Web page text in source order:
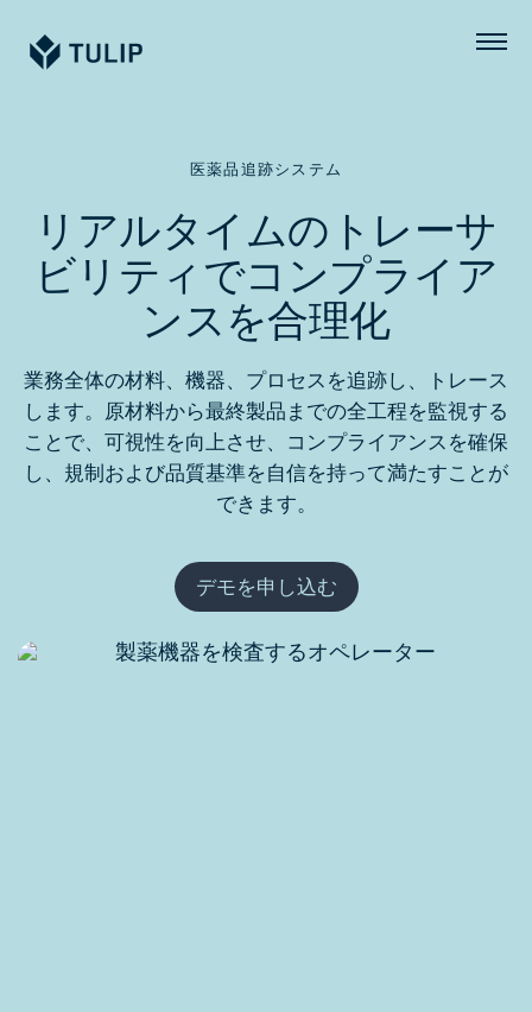
Tulip
メ
医薬品追跡システム
リアルタイムのトレーサ
ビリティでコンプライア
ンスを合理化
業務全体の材料、機器、プロセスを追跡し、トレース
します。原材料から最終製品までの全工程を監視する
ことで、可視性を向上させ、コンプライアンスを確保
し、規制および品質基準を自信を持って満たすことが
できます。
デモを申し込む